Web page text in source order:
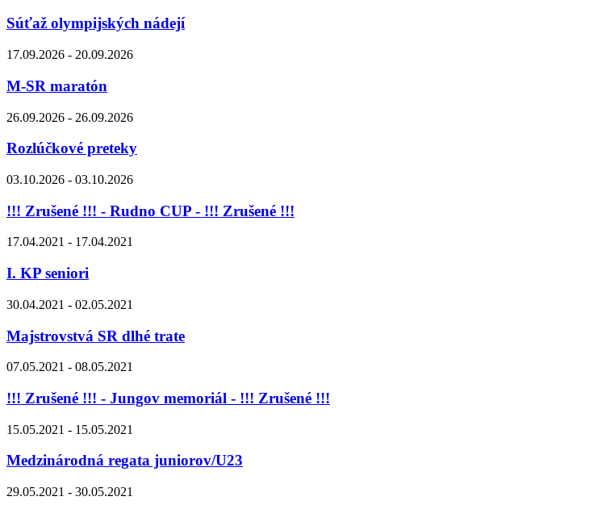
Súťaž olympijských nádejí
17.09.2026 - 20.09.2026
M-SR maratón
26.09.2026 - 26.09.2026
Rozlúčkové preteky
03.10.2026 - 03.10.2026
!!! Zrušené !!! - Rudno CUP - !!! Zrušené !!!
17.04.2021 - 17.04.2021
I. KP seniori
30.04.2021 - 02.05.2021
Majstrovstvá SR dlhé trate
07.05.2021 - 08.05.2021
!!! Zrušené !!! - Jungov memoriál - !!! Zrušené !!!
15.05.2021 - 15.05.2021
Medzinárodná regata juniorov/U23
29.05.2021 - 30.05.2021